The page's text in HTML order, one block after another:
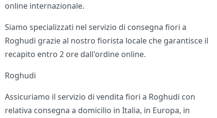
online internazionale.
Siamo specializzati nel servizio di consegna fiori a
Roghudi grazie al nostro fiorista locale che garantisce il
recapito entro 2 ore dall'ordine online.
Roghudi
Assicuriamo il servizio di vendita fiori a Roghudi con
relativa consegna a domicilio in Italia, in Europa, in